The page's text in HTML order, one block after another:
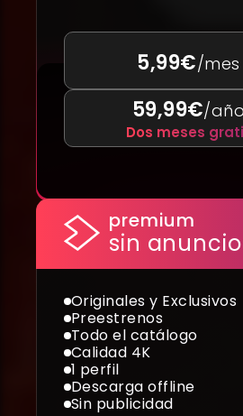
5,99€/mes
59,99€/año
Dos meses
premium
sin
Originales y Exclusivos
Preestrenos
Todo el catálogo
Calidad 4K
1 perfil
Descarga offline
Sin publicidad